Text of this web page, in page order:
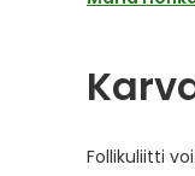
Follikuliitti